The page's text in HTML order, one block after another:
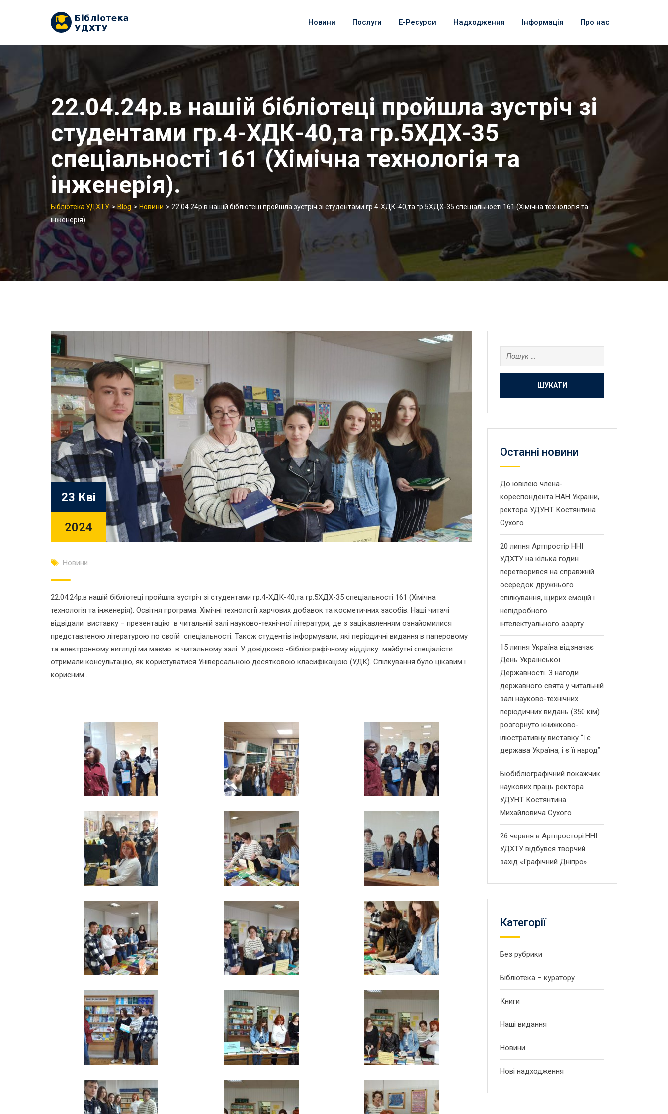
Новини Послуги Е-Ресурси Надходження Інформація Про нас
22.04.24р.в нашій бібліотеці пройшла зустріч зі
студентами гр.4-ХДК-40,та гр.5ХДХ-35
спеціальності 161 (Хімічна технологія та
інженерія).
Бібліотека УДХТУ> Blog > Новини > 22.04.24р.в нашій бібліотеці пройшла зустріч зі студентами гр.4-ХДК-40,та гр.5ХДХ-35 спеціальності 161 (Хімічна технологія та
інженерія).
23 Кві
2024
Новини
22.04.24р.в нашій бібліотеці пройшла зустріч зі студентами гр.4-ХДК-40,та гр.5ХДХ-35 спеціальності 161 (Хімічна
технологія та інженерія). Освітня програма: Хімічні технології харчових добавок та косметичних засобів. Наші читачі
відвідали виставку – презентацію в читальній залі науково-технічної літератури, де з зацікавленням ознайомилися
представленою літературою по своїй спеціальності. Також студентів інформували, які періодичні видання в паперовому
та електронному вигляді ми маємо в читальному залі. У довідково -бібліографічному відділку майбутні спеціалісти
отримали консультацію, як користуватися Універсальною десятковою класифікаціэю (УДК). Спілкування було цікавим і
корисним .
Пошук:
Останнi новини
До ювілею члена-
кореспондента НАН України,
ректора УДУНТ Костянтина
Сухого
20 липня Артпростір ННІ
УДХТУ на кілька годин
перетворився на справжній
осередок дружнього
спілкування, щирих емоцій і
непідробного
інтелектуального азарту.
15 липня Україна відзначає
День Української
Державності. З нагоди
державного свята у читальній
залі науково-технічних
періодичних видань (350 кім)
розгорнуто книжково-
ілюстративну виставку “І є
держава Україна, і є її народ”
Біобібліографічний покажчик
наукових праць ректора
УДУНТ Костянтина
Михайловича Сухого
26 червня в Артпросторі ННІ
УДХТУ відбувся творчий
захід «Графічний Дніпро»
Категорії
Без рубрики
Бібліотека – куратору
Книги
Наші видання
Новини
Нові надходження